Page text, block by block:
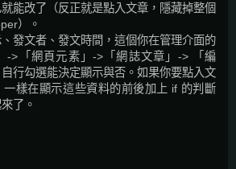
能改了（反正就是點入文章，隱藏掉整個
）。
發文者、發文時間，這個你在管理介面的
->「網頁元素」->「網誌文章」-> 「編
行勾選能決定顯示與否。如果你要點入文
一樣在顯示這些資料的前後加上 if 的判斷
了。